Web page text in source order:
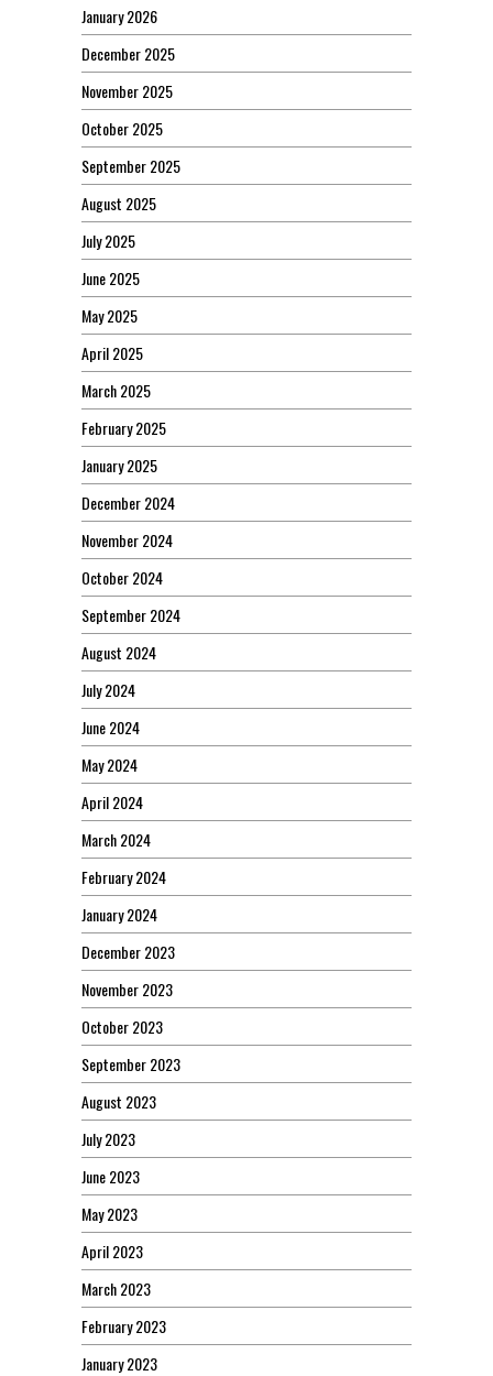
January 2026
December 2025
November 2025
October 2025
September 2025
August 2025
July 2025
June 2025
May 2025
April 2025
March 2025
February 2025
January 2025
December 2024
November 2024
October 2024
September 2024
August 2024
July 2024
June 2024
May 2024
April 2024
March 2024
February 2024
January 2024
December 2023
November 2023
October 2023
September 2023
August 2023
July 2023
June 2023
May 2023
April 2023
March 2023
February 2023
January 2023